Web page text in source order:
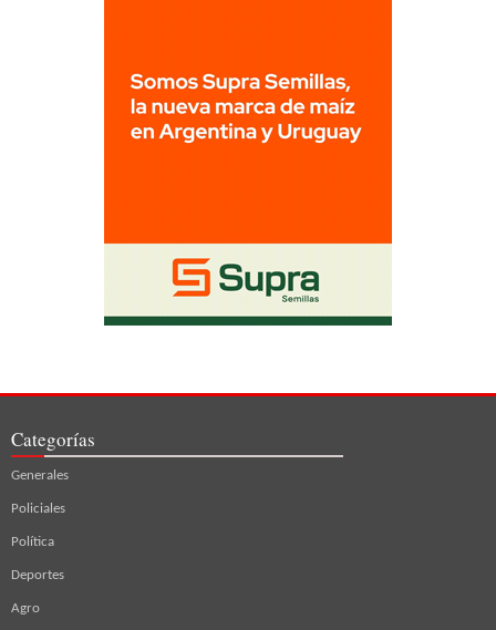
Categorías
Generales
Policiales
Política
Deportes
Agro